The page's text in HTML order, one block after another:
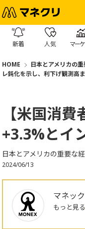
新着 人気 マー
HOME 日本とアメリカの
レ鈍化を示し、利下げ観測高
【米国消
+3.3%とイ
日本とアメリカの重要な
2024/06/13
マネッ
もっと見る